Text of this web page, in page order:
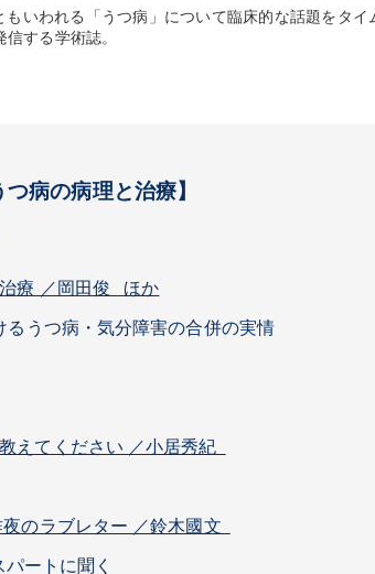
いわれる「うつ病」について臨床的な話題をタイ
する学術誌。
病の病理と治療】
療 ／岡田俊 ほか
うつ病・気分障害の合併の実情
えてください ／小居秀紀
のラブレター ／鈴木國文
ートに聞く